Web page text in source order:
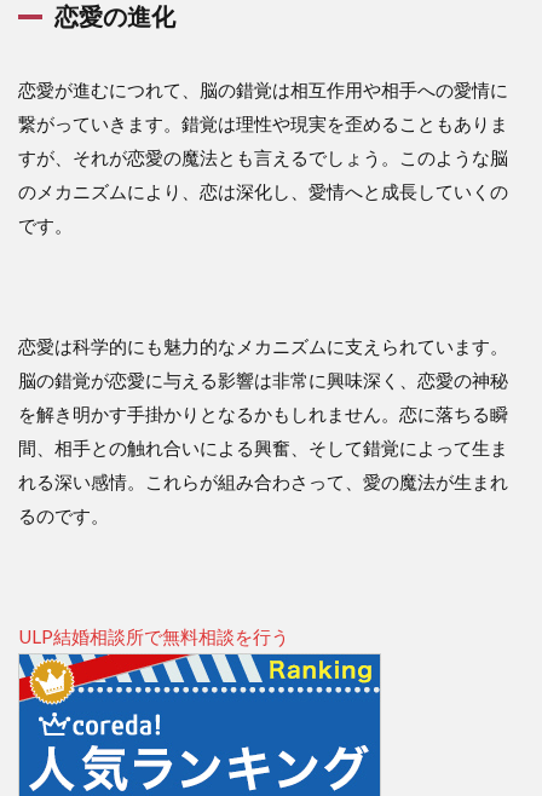
恋愛の進化
恋愛が進むにつれて、脳の錯覚は相互作用や相手への愛情に
繋がっていきます。錯覚は理性や現実を歪めることもありま
すが、それが恋愛の魔法とも言えるでしょう。このような脳
のメカニズムにより、恋は深化し、愛情へと成長していくの
です。
恋愛は科学的にも魅力的なメカニズムに支えられています。
脳の錯覚が恋愛に与える影響は非常に興味深く、恋愛の神秘
を解き明かす手掛かりとなるかもしれません。恋に落ちる瞬
間、相手との触れ合いによる興奮、そして錯覚によって生ま
れる深い感情。これらが組み合わさって、愛の魔法が生まれ
るのです。
ULP結婚相談所で無料相談を行う